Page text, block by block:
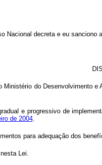
Nacional decreta e eu sanciono
do Desenvolvimento
e progressivo de
de 2004.
para adequação dos
Lei.